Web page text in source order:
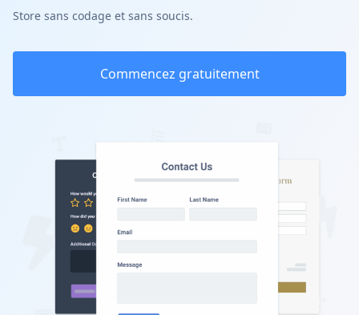
Store sans codage et sans soucis.
Commencez gratuitement